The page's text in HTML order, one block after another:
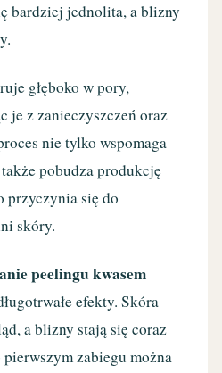
bardziej jednolita, a blizny
głęboko w pory,
je z zanieczyszczeń oraz
nie tylko wspomaga
pobudza produkcję
przyczynia się do
skóry.
peelingu kwasem
efekty. Skóra
a blizny stają się coraz
zabiegu można